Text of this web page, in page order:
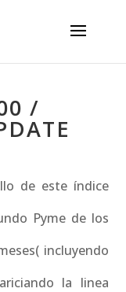
/
de este índice
Pyme de los
incluyendo
la linea